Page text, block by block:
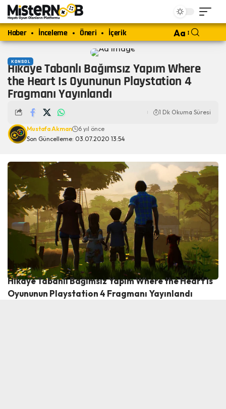
Haber İnceleme Öneri İçerik Aa
KONSOL
Hikaye Tabanlı Bağımsız Yapım Where
the Heart Is Oyununun Playstation 4
Fragmanı Yayınlandı
Son Güncelleme: 03.07.2020 13:54
Mustafa Akman 6 yıl önce
1 Dk Okuma Süresi
Hikaye Tabanlı Bağımsız Yapım Where the Heart Is
Oyununun Playstation 4 Fragmanı Yayınlandı